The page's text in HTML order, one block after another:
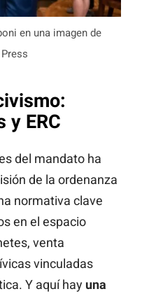
en una imagen de
y ERC
del mandato ha
de la ordenanza
normativa clave
en el espacio
venta
vinculadas
Y aquí hay una